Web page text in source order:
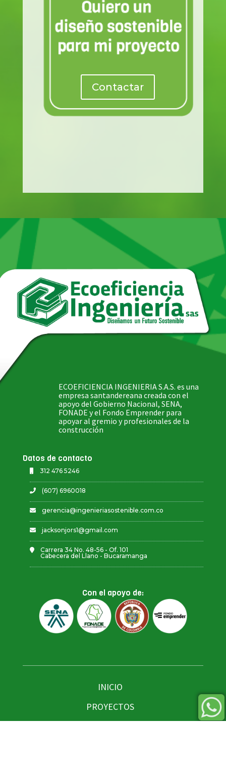
Contactar
ECOEFICIENCIA INGENIERIA S.A.S. es una
empresa santandereana creada con el
apoyo del Gobierno Nacional, SENA,
FONADE y el Fondo Emprender para
apoyar al gremio y profesionales de la
construcción
Datos de contacto
312 476 5246
(607) 6960018
gerencia@ingenieriasostenible.com.co
jacksonjors1@gmail.com
Carrera 34 No. 48-56 - Of. 101
Cabecera del Llano - Bucaramanga
Con el apoyo de:
INICIO
PROYECTOS